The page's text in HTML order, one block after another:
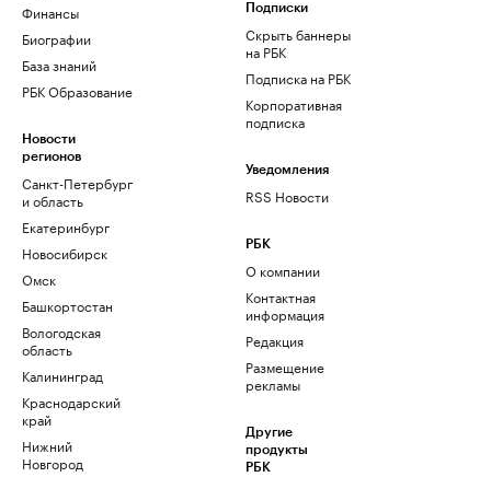
Финансы
Биографии
База знаний
РБК Образование
Новости
регионов
Санкт-Петербург
и область
Екатеринбург
Новосибирск
Омск
Башкортостан
Вологодская
область
Калининград
Краснодарский
край
Нижний
Новгород
Подписки
Скрыть баннеры
на РБК
Подписка на РБК
Корпоративная
подписка
Уведомления
RSS Новости
РБК
О компании
Контактная
информация
Редакция
Размещение
рекламы
Другие
продукты
РБК